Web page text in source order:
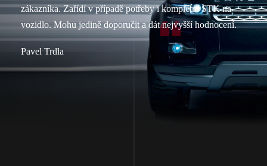
zákazníka. Zařídí v případě potřeby i kompletní STK na
vozidlo. Mohu jedině doporučit a dát nejvyšší hodnocení.
Pavel Trdla